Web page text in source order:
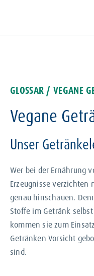
Hauptnavigation
Inhalt
Footer
GLOSSAR / VEGANE
Vegane
Unser
Wer bei der Ernährung
Erzeugnisse verzichten
genau hinschauen.
Stoffe im Getränk
kommen sie zum
Getränken Vorsicht
sind.